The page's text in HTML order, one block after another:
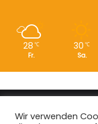
28 ℃
Fr.
30 ℃
Sa.
Copyright © 2008 -
Wir verwenden